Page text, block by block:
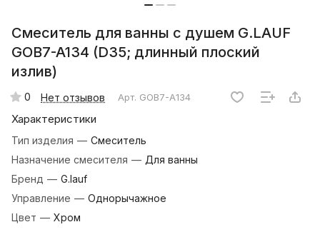
Смеситель для ванны с душем G.LAUF
GOB7-A134 (D35; длинный плоский
излив)
0 Нет отзывов Арт. GOB7-A134
Характеристики
Тип изделия — Смеситель
Назначение смесителя — Для ванны
Бренд — G.lauf
Управление — Однорычажное
Цвет — Хром